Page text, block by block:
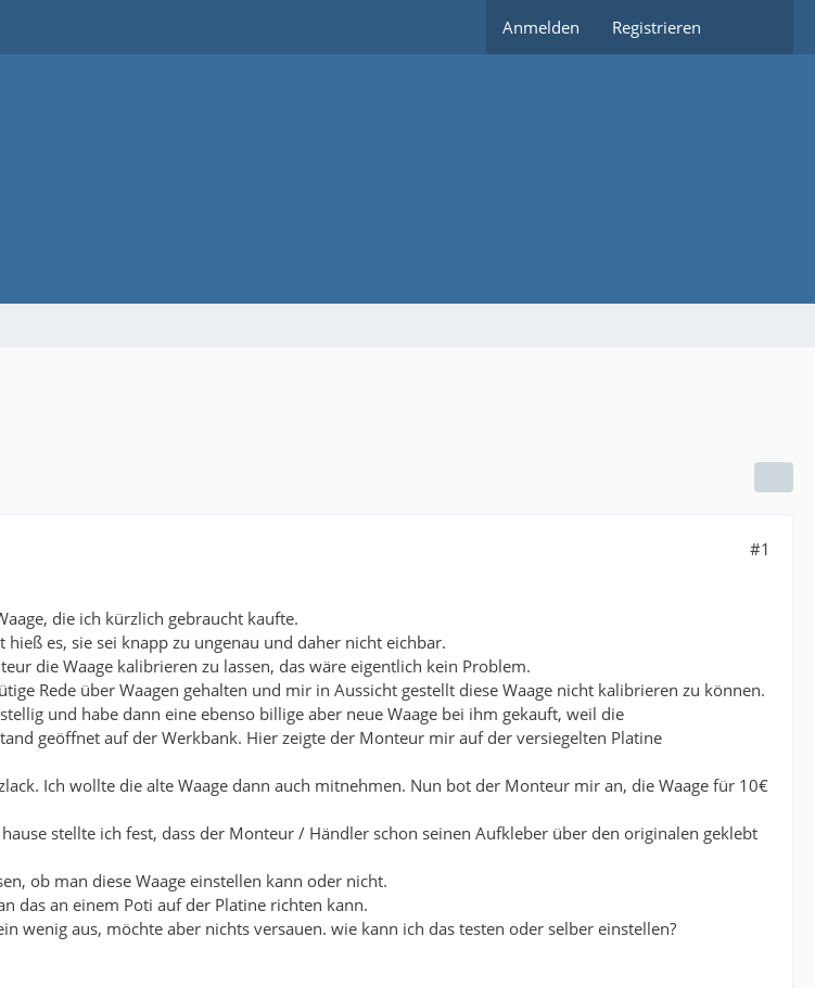
Anmelden Registrieren
#1
die ich kürzlich gebraucht kaufte.
es, sie sei knapp zu ungenau und daher nicht eichbar.
die Waage kalibrieren zu lassen, das wäre eigentlich kein Problem.
Rede über Waagen gehalten und mir in Aussicht gestellt diese Waage nicht kalibrieren zu können.
und habe dann eine ebenso billige aber neue Waage bei ihm gekauft, weil die
geöffnet auf der Werkbank. Hier zeigte der Monteur mir auf der versiegelten Platine
Ich wollte die alte Waage dann auch mitnehmen. Nun bot der Monteur mir an, die Waage für 10€
stellte ich fest, dass der Monteur / Händler schon seinen Aufkleber über den originalen geklebt
ob man diese Waage einstellen kann oder nicht.
das an einem Poti auf der Platine richten kann.
wenig aus, möchte aber nichts versauen. wie kann ich das testen oder selber einstellen?